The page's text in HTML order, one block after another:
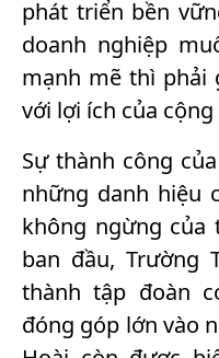
phát triển bền
doanh nghiệp
mạnh mẽ thì phải
với lợi ích của
Sự thành công
những danh hiệu
không ngừng của
ban đầu, Trường
thành tập đoàn
đóng góp lớn vào